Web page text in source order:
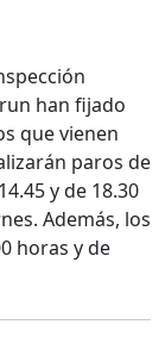
han fijado
que vienen
paros de
y de 18.30
Además, los
horas y de